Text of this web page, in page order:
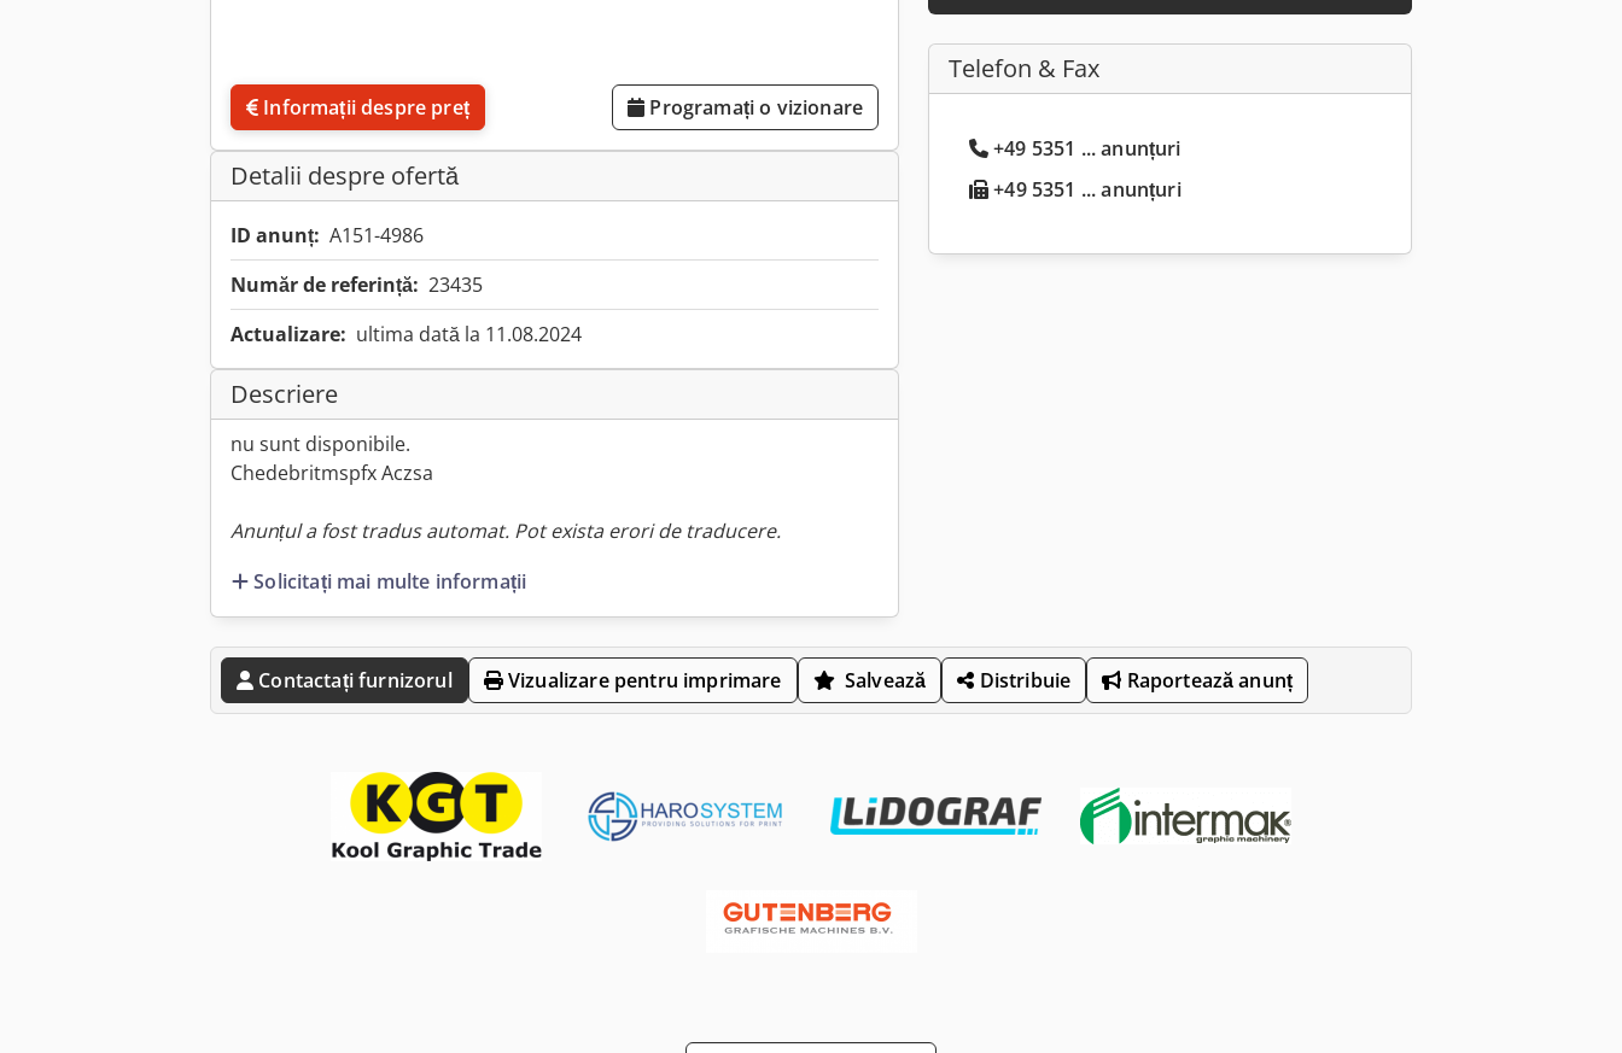
Informații despre preț Programați o vizionare
Detalii despre ofertă
ID anunț: A151-4986
Număr de referință: 23435
Actualizare: ultima dată la 11.08.2024
Descriere
nu sunt disponibile.
Chedebritmspfx Aczsa
Anunțul a fost tradus automat. Pot exista erori de traducere.
Solicitați mai multe informații
Telefon & Fax
+49 5351 ... anunțuri
+49 5351 ... anunțuri
Contactați furnizorul Vizualizare pentru imprimare Salvează Distribuie Raportează anunț